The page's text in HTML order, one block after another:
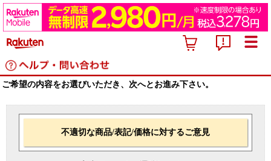
ご希望の内容をお選びいただき、次へとお進み下さい。
不適切な商品/表記/価格に対するご意見